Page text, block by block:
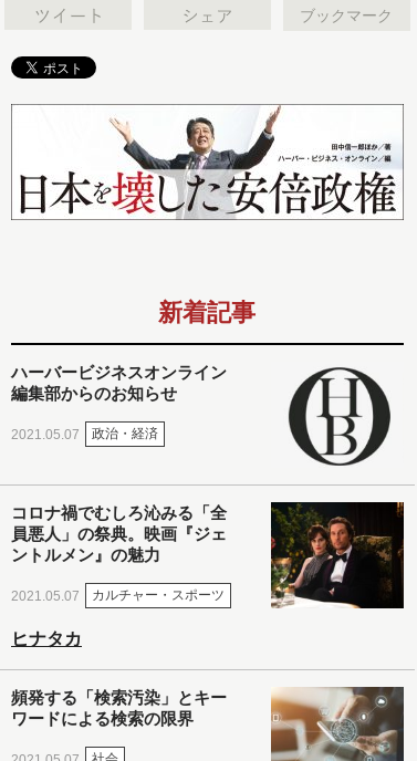
ブックマーク
新着記事
ハーバービジネスオンライン
編集部からのお知らせ
2021.05.07 政治・経済
コロナ禍でむしろ沁みる「全
員悪人」の祭典。映画『ジェ
ントルメン』の魅力
2021.05.07 カルチャー・スポーツ
ヒナタカ
頻発する「検索汚染」とキー
ワードによる検索の限界